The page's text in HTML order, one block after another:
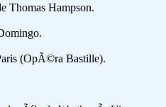
Thomas Hampson.
(OpÃ©ra Bastille).